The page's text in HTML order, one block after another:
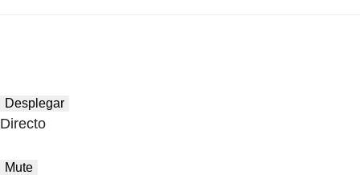
Desplegar
Directo
Mute